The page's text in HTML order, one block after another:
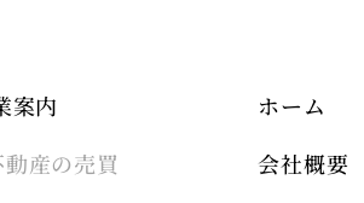
案内
産の売買
ホーム
会社概要